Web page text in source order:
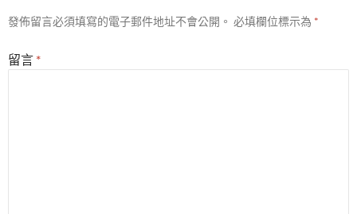
發佈留言必須填寫的電子郵件地址不會公開。 必填欄位標示為 *
留言 *